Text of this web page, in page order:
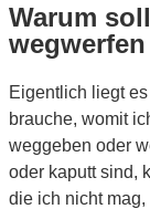
Warum
Eigentlich liegt
brauche, womit
weggeben oder
oder kaputt sind,
die ich nicht